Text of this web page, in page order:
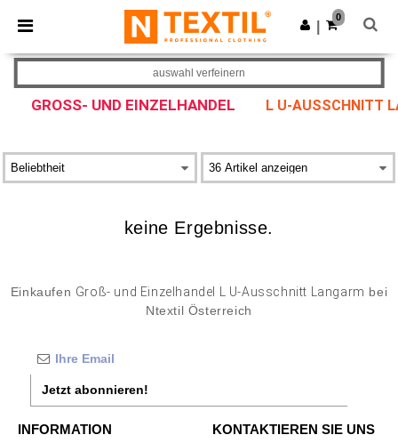
× Ntextil App
Bessere Preise in der App!
App holen
0
GROSS- UND EINZELHANDEL L U-AUSSCHNITT
auswahl verfeinern
keine Ergebnisse.
Einkaufen Groß- und Einzelhandel L U-Ausschnitt Langarm bei
Ntextil Österreich
Jetzt abonnieren!
INFORMATION KONTAKTIEREN SIE UNS